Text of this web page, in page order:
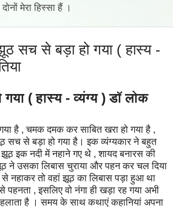
मेरा हिस्सा हैं ।
सच से बड़ा हो गया ( हास्य -
( हास्य - व्यंग्य ) डॉ लोक
है , चमक दमक कर साबित खरा हो गया है ,
सच से बड़ा हो गया है। इक व्यंग्यकार ने बहुत
इक नदी में नहाने गए थे , शायद बनारस की
ने उसका लिबास चुराया और पहन कर चल दिया
नहाकर तो वहां झूठ का लिबास पड़ा हुआ था
, इसलिए वो नंगा ही खड़ा रह गया अभी
है । समय के साथ कथाएं कहानियां अपना